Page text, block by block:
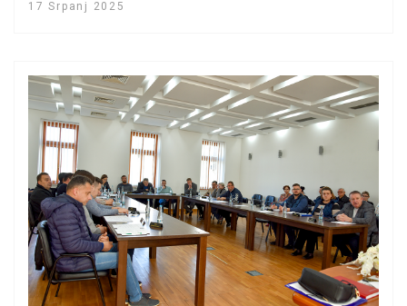
17 Srpanj 2025